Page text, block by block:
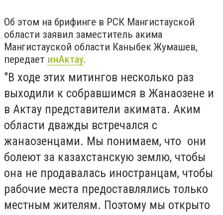
Об этом на брифинге в РСК Мангистауской
области заявил заместитель акима
Мангистауской области Каныбек Жумашев,
передает инАктау.
"В ходе этих митингов несколько раз
выходили к собравшимся в Жанаозене и
в Актау представители акимата. Аким
области дважды встречался с
жанаозенцами. Мы понимаем, что они
болеют за казахстанскую землю, чтобы
она не продавалась иностранцам, чтобы
рабочие места предоставлялись только
местным жителям. Поэтому мы открыто